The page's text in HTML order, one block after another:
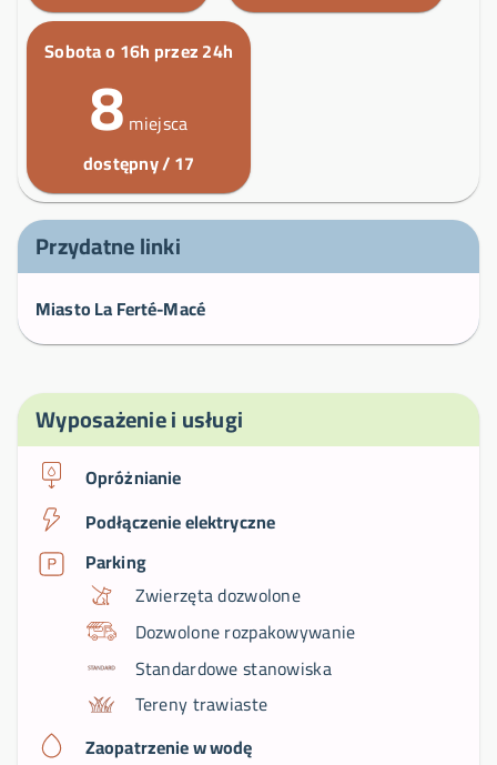
Sobota o 16h przez 24h
8 miejsca
dostępny / 17
Przydatne linki
Miasto La Ferté-Macé
Wyposażenie i usługi
Opróżnianie
Podłączenie elektryczne
Parking
Zwierzęta dozwolone
Dozwolone rozpakowywanie
Standardowe stanowiska
Tereny trawiaste
Zaopatrzenie w wodę